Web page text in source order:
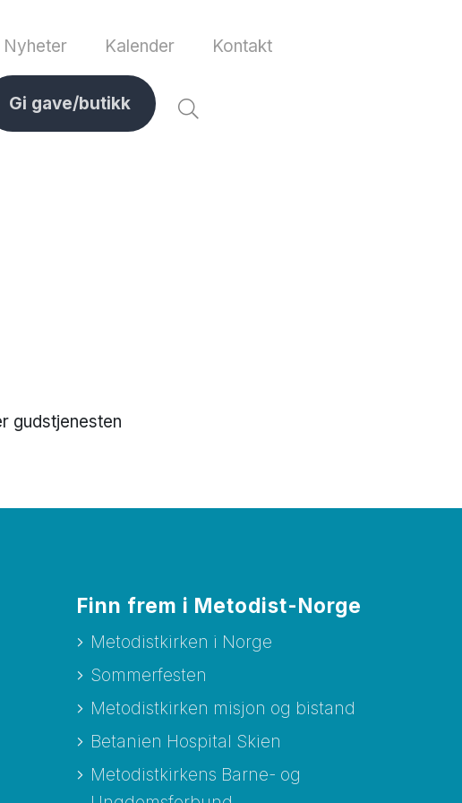
Nyheter Kalender Kontakt
Gi gave/butikk
gudstjenesten
Finn frem i Metodist-Norge
Metodistkirken i Norge
Sommerfesten
Metodistkirken misjon og bistand
Betanien Hospital Skien
Metodistkirkens Barne- og